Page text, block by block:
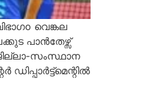
വെങ്കല
പാൻതേഴ്സ്
സംസ്ഥാന